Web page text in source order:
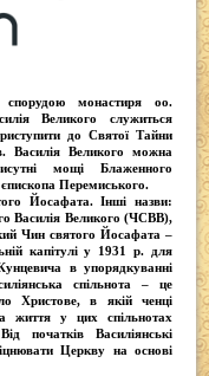
монастиря оо.
Великого служиться
до Святої Тайни
Василія Великого можна
мощі Блаженного
Перемиського.
Йосафата. Інші назви:
Василія Великого (ЧСВВ),
Чин святого Йосафата –
капітулі у 1931 р. для
в упорядкуванні
спільнота – це
Христове, в якій ченці
життя у цих спільнотах
початків Василіянські
Церкву на основі